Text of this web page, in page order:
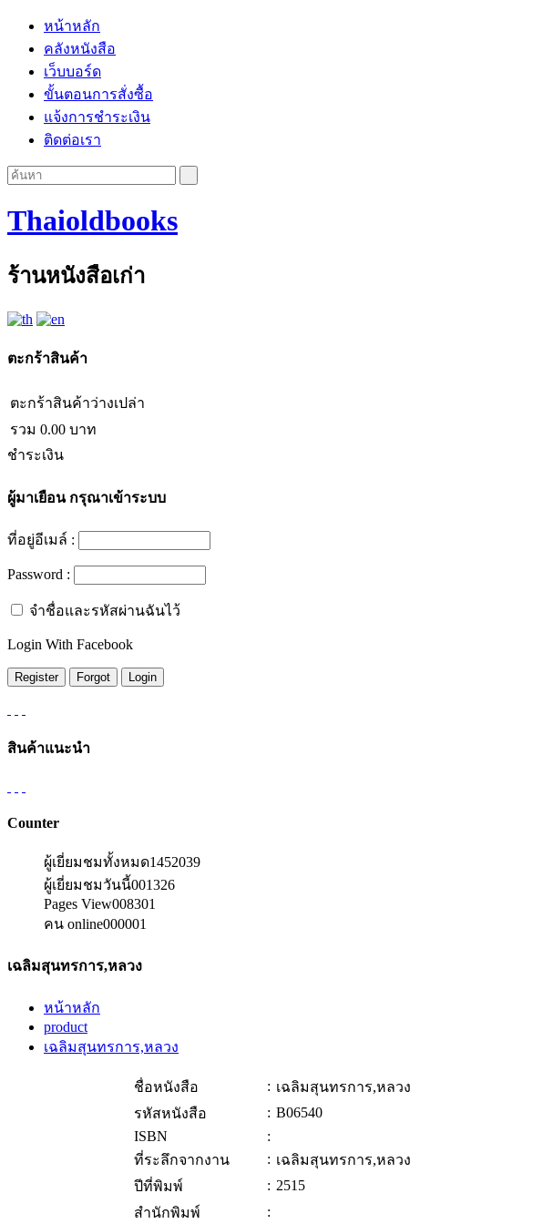
หน้าหลัก
คลังหนังสือ
เว็บบอร์ด
ขั้นตอนการสั่งซื้อ
แจ้งการชำระเงิน
ติดต่อเรา
Thaioldbooks
ร้านหนังสือเก่า
ตะกร้าสินค้า
ตะกร้าสินค้าว่างเปล่า
รวม 0.00 บาท
ชำระเงิน
ผู้มาเยือนกรุณาเข้าระบบ
ที่อยู่อีเมล์ :
Password :
จำชื่อและรหัสผ่านฉันไว้
Login With Facebook
สินค้าแนะนำ
Counter
ผู้เยี่ยมชมทั้งหมด1452039
ผู้เยี่ยมชมวันนี้001326
Pages View008301
คน online000001
เฉลิมสุนทรการ,หลวง
หน้าหลัก
product
เฉลิมสุนทรการ,หลวง
ชื่อหนังสือ : เฉลิมสุนทรการ,หลวง
รหัสหนังสือ
: B06540
ISBN
:
ที่ระลึกจากงาน
: เฉลิมสุนทรการ,หลวง
ปีที่พิมพ์
: 2515
สำนักพิมพ์
: